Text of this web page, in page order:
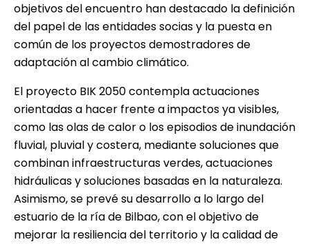
objetivos del encuentro han destacado la definición
del papel de las entidades socias y la puesta en
común de los proyectos demostradores de
adaptación al cambio climático.
El proyecto BIK 2050 contempla actuaciones
orientadas a hacer frente a impactos ya visibles,
como las olas de calor o los episodios de inundación
fluvial, pluvial y costera, mediante soluciones que
combinan infraestructuras verdes, actuaciones
hidráulicas y soluciones basadas en la naturaleza.
Asimismo, se prevé su desarrollo a lo largo del
estuario de la ría de Bilbao, con el objetivo de
mejorar la resiliencia del territorio y la calidad de